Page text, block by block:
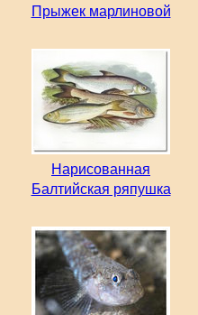
Прыжек марлиновой
Нарисованная
Балтийская ряпушка